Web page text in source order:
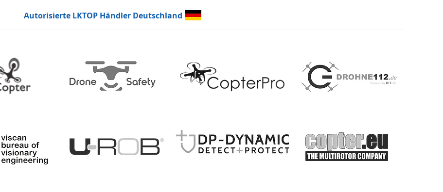
Autorisierte LKTOP Händler Deutschland